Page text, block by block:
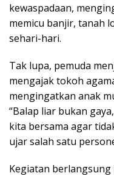
kewaspadaan,
memicu banjir, tanah
sehari-hari.
Tak lupa, pemuda
mengajak tokoh
mengingatkan anak
“Balap liar bukan
kita bersama agar
ujar salah satu
Kegiatan